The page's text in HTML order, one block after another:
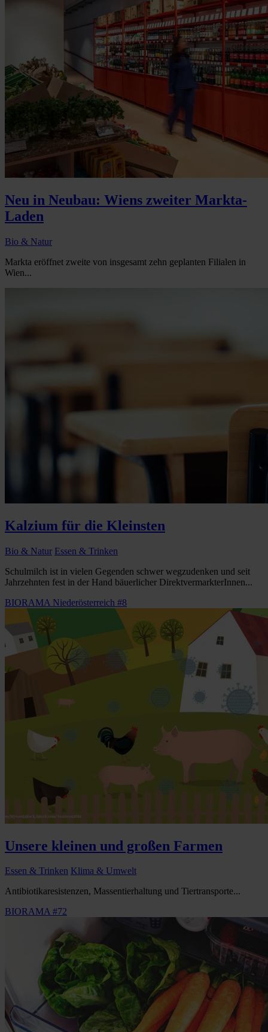
Neu in Neubau: Wiens zweiter Markta-
Laden
Bio & Natur
Markta eröffnet zweite von insgesamt zehn geplanten Filialen in
Wien...
Kalzium für die Kleinsten
Bio & Natur Essen & Trinken
Schulmilch ist in vielen Gegenden schwer wegzudenken und seit
Jahrzehnten fest in der Hand bäuerlicher DirektvermarkterInnen...
BIORAMA Niederösterreich #8
Unsere kleinen und großen Farmen
Essen & Trinken Klima & Umwelt
Antibiotikaresistenzen, Massentierhaltung und Tiertransporte...
BIORAMA #72